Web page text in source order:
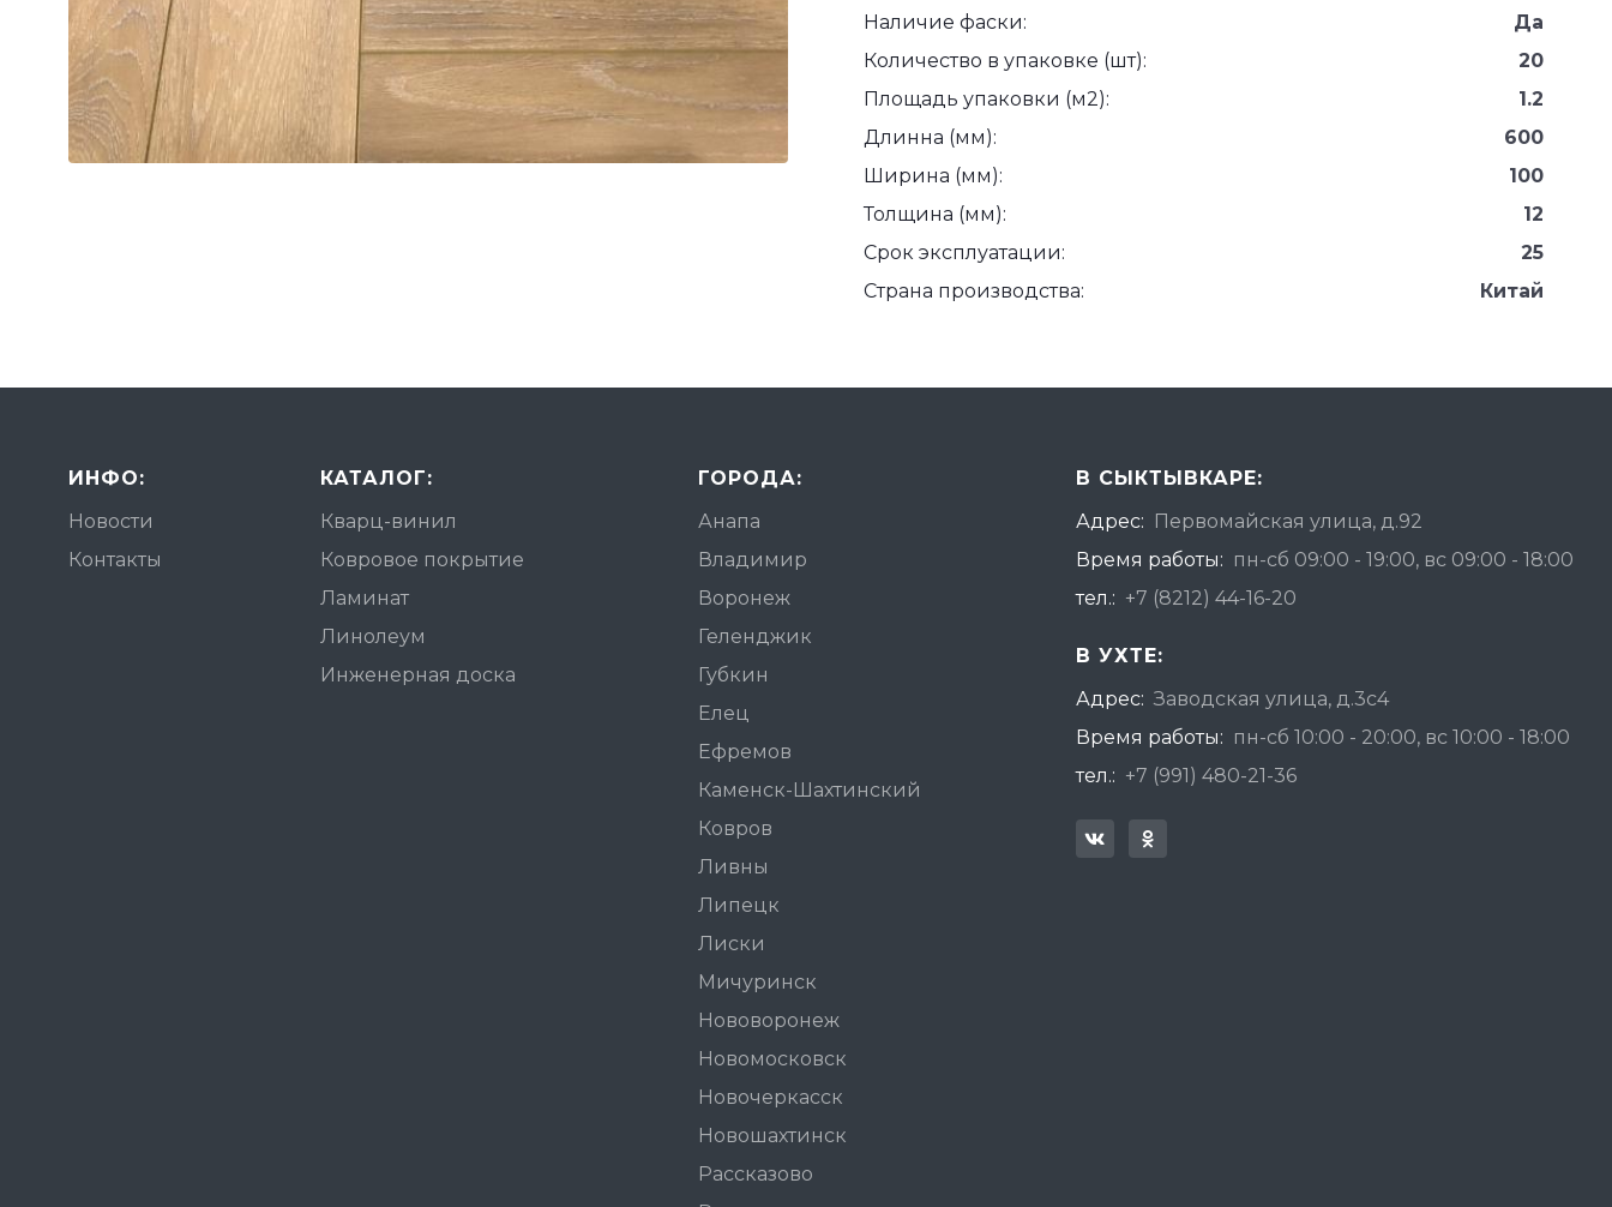
Наличие фаски:
Да
Количество в упаковке (шт):
20
Площадь упаковки (м2):
1.2
Длинна (мм):
600
Ширина (мм):
100
Толщина (мм):
12
Срок эксплуатации:
25
Страна производства:
Китай
ИНФО:
Новости
Контакты
КАТАЛОГ:
Кварц-винил
Ковровое покрытие
Ламинат
Линолеум
Инженерная доска
ГОРОДА:
Анапа
Владимир
Воронеж
Геленджик
Губкин
Елец
Ефремов
Каменск-Шахтинский
Ковров
Ливны
Липецк
Лиски
Мичуринск
Нововоронеж
Новомосковск
Новочеркасск
Новошахтинск
Рассказово
В СЫКТЫВКАРЕ:
Адрес:
Первомайская улица, д.92
Время работы: пн-сб 09:00 - 19:00, вс 09:00 - 18:00
тел.: +7 (8212) 44-16-20
В УХТЕ:
Адрес: Заводская улица, д.3с4
Время работы: пн-сб 10:00 - 20:00, вс 10:00 - 18:00
тел.: +7 (991) 480-21-36